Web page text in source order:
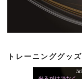
トレーニンググッズ